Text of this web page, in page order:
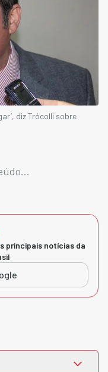
diz Trócolli sobre
principais notícias da